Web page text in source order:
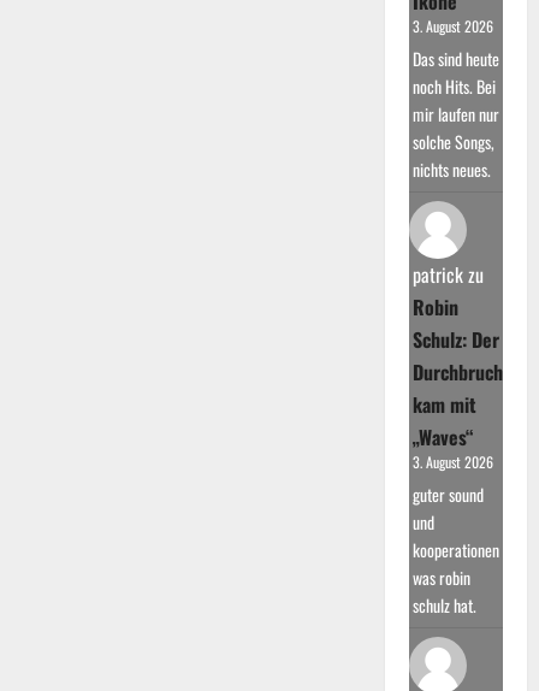
3. August 2026
Das sind heute
noch Hits. Bei
mir laufen nur
solche Songs,
nichts neues.
patrickzu
Robin
Schulz: Der
Durchbruch
kam mit
„Waves“
3. August 2026
guter sound
und
kooperationen
was robin
schulz hat.